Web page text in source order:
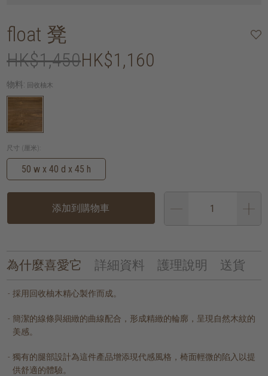
float 凳
HK$1,450HK$1,160
物料: 回收柚木
尺寸 (厘米):
50 w x 40 d x 45 h
添加到購物車
為什麼喜愛它 詳細資料 護理說明 送貨
採用回收柚木精心製作而成。
簡潔的線條與細緻的曲線配合，形成精緻的輪廓，呈現自然木紋的
美感。
獨有的腿部設計為這件產品增添現代感風格，椅面輕微的陷入以提
供舒適的體驗。